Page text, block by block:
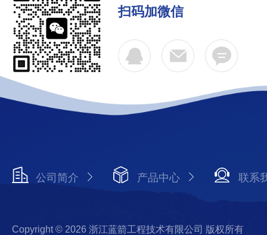
扫码加微信
公司简介 产品中心 联系
Copyright © 2026 浙江蓝箭工程技术有限公司 版权所有